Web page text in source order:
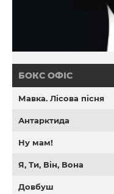
БОКС ОФІС
Мавка. Лісова пісня
Антарктида
Ну мам!
Я, Ти, Він, Вона
Довбуш